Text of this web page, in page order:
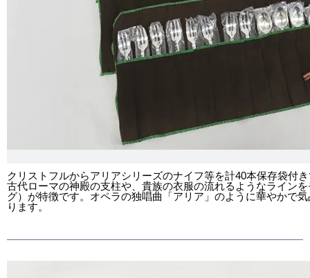
クリストフルからアリアシリーズのナイフ等を計40本保存袋付
古代ローマの神殿の支柱や、貴族の衣服の流れるようなライン
グ）が特徴です。オペラの独唱曲「アリア」のように華やかで
ります。